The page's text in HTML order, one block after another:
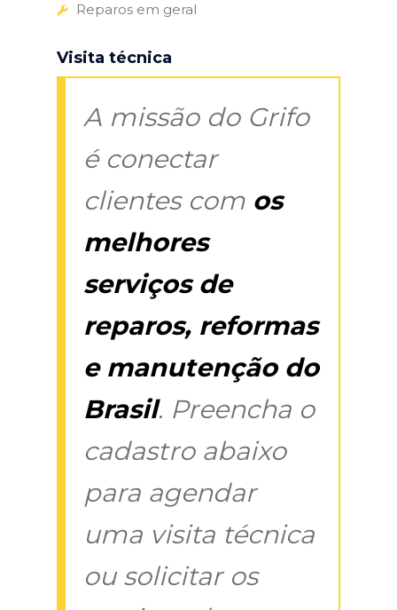
Reparos em geral
Visita técnica
A missão do Grifo
é conectar
clientes com os
melhores
serviços de
reparos, reformas
e manutenção do
Brasil. Preencha o
cadastro abaixo
para agendar
uma visita técnica
ou solicitar os